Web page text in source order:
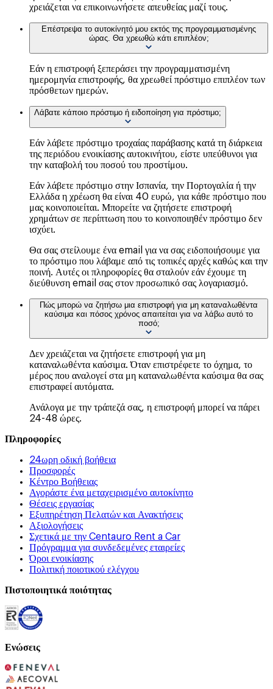
χρειάζεται να επικοινωνήσετε απευθείας μαζί τους.
Επέστρεψα το αυτοκίνητό μου εκτός της προγραμματισμένης
ώρας. Θα χρεωθώ κάτι επιπλέον;
Εάν η επιστροφή ξεπεράσει την προγραμματισμένη
ημερομηνία επιστροφής, θα χρεωθεί πρόστιμο επιπλέον των
πρόσθετων ημερών.
Λάβατε κάποιο πρόστιμο ή ειδοποίηση για πρόστιμο;
Εάν λάβετε πρόστιμο τροχαίας παράβασης κατά τη διάρκεια
της περιόδου ενοικίασης αυτοκινήτου, είστε υπεύθυνοι για
την καταβολή του ποσού του προστίμου.
Εάν λάβετε πρόστιμο στην Ισπανία, την Πορτογαλία ή την
Ελλάδα η χρέωση θα είναι 40 ευρώ, για κάθε πρόστιμο που
μας κοινοποιείται. Μπορείτε να ζητήσετε επιστροφή
χρημάτων σε περίπτωση που το κοινοποιηθέν πρόστιμο δεν
ισχύει.
Θα σας στείλουμε ένα email για να σας ειδοποιήσουμε για
το πρόστιμο που λάβαμε από τις τοπικές αρχές καθώς και την
ποινή. Αυτές οι πληροφορίες θα σταλούν εάν έχουμε τη
διεύθυνση email σας στον προσωπικό σας λογαριασμό.
Πώς μπορώ να ζητήσω μια επιστροφή για μη καταναλωθέντα
καύσιμα και πόσος χρόνος απαιτείται για να λάβω αυτό το
ποσό;
Δεν χρειάζεται να ζητήσετε επιστροφή για μη
καταναλωθέντα καύσιμα. Όταν επιστρέφετε το όχημα, το
μέρος που αναλογεί στα μη καταναλωθέντα καύσιμα θα σας
επιστραφεί αυτόματα.
Ανάλογα με την τράπεζά σας, η επιστροφή μπορεί να πάρει
24-48 ώρες.
Πληροφορίες
24ωρη οδική βοήθεια
Προσφορές
Κέντρο Βοήθειας
Αγοράστε ένα μεταχειρισμένο αυτοκίνητο
Θέσεις εργασίας
Εξυπηρέτηση Πελατών και Ανακτήσεις
Αξιολογήσεις
Σχετικά με την Centauro Rent a Car
Πρόγραμμα για συνδεδεμένες εταιρείες
Όροι ενοικίασης
Πολιτική ποιοτικού ελέγχου
Πιστοποιητικά ποιότητας
Ενώσεις